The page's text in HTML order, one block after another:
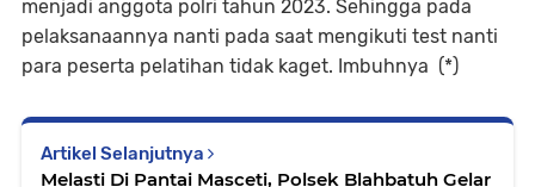
menjadi anggota polri tahun 2023. Sehingga pada
pelaksanaannya nanti pada saat mengikuti test nanti
para peserta pelatihan tidak kaget. Imbuhnya (*)
Artikel Selanjutnya
Melasti Di Pantai Masceti, Polsek Blahbatuh Gelar